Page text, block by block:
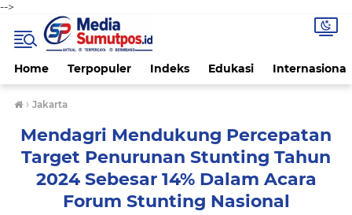
-->
Home Terpopuler Indeks Edukasi Internasional
› Jakarta
Mendagri Mendukung Percepatan
Target Penurunan Stunting Tahun
2024 Sebesar 14% Dalam Acara
Forum Stunting Nasional